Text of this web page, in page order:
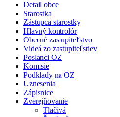
Detail obce
Starostka
Zástupca starostky
Hlavný kontrolór
Obecné zastupiteľstvo
Videá zo zastupiteľstiev
Poslanci OZ
Komisie
Podklady na OZ
Uznesenia
Zápisnice
Zverejňovanie
Tlačivá